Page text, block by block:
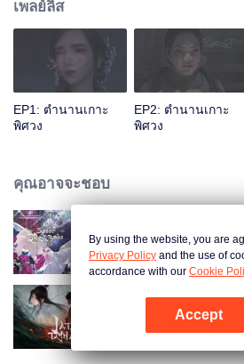
เพลย์ลิส
EP1: ตำนานเกาะ
พิศวง
EP2: ตำนานเกาะ
พิศวง
คุณอาจจะชอบ
รอยกัดนี้หวานนัก
จูเซียน กระบี่เทพสั
By using the website, you are
Privacy Policy and the use of
accordance with our Cookie
Accept